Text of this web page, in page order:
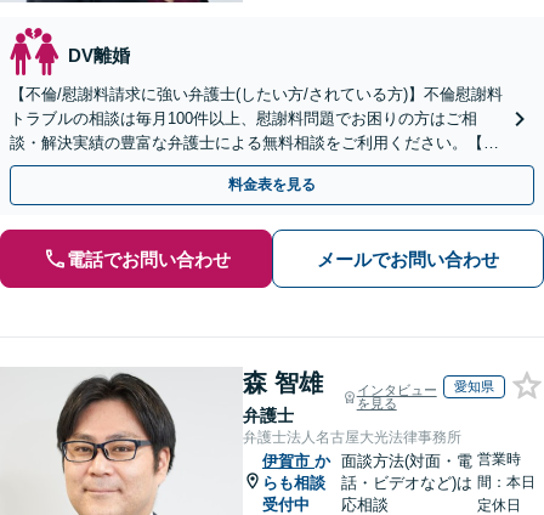
DV離婚
【不倫/慰謝料請求に強い弁護士(したい方/されている方)】不倫慰謝料
トラブルの相談は毎月100件以上、慰謝料問題でお困りの方はご相
談・解決実績の豊富な弁護士による無料相談をご利用ください。【不
倫相談は初回0円】【全国対応】
料金表を見る
電話でお問い合わせ メールでお問い合わせ
森 智雄
弁護士
インタビュー
を見る
愛知県
弁護士法人名古屋大光法律事務所
伊賀市 か
らも相談
受付中
面談方法(対面・電
話・ビデオなど)は
応相談
営業時
間：本日
定休日